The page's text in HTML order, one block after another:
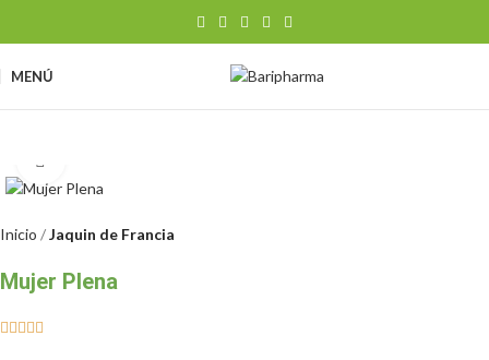
MENÚ
Inicio Jaquin de Francia
Mujer Plena
    